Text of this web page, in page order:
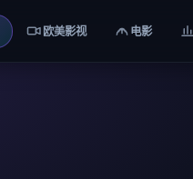
欧美影视 电影